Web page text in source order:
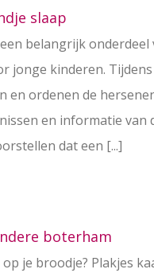
slaap
belangrijk onderdeel
jonge kinderen. Tijdens
en ordenen de
en informatie van
dat een [...]
boterham
je broodje? Plakjes